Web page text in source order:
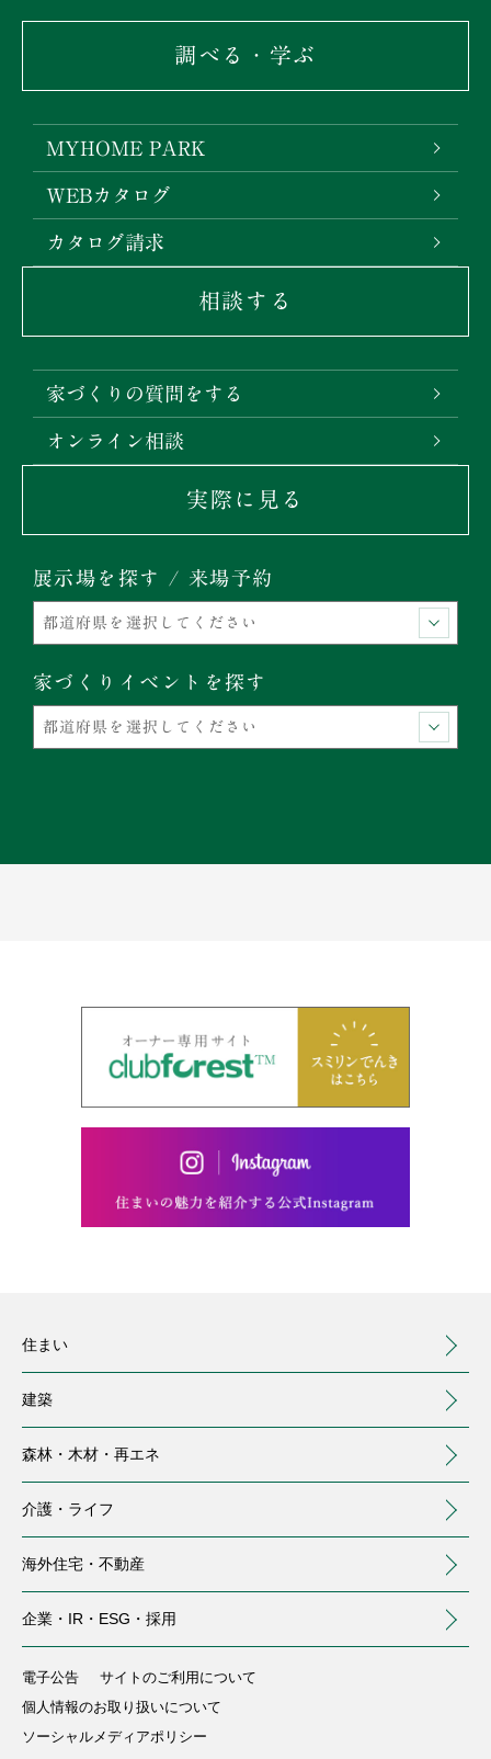
調べる・学ぶ
MYHOME PARK
WEBカタログ
カタログ請求
相談する
家づくりの質問をする
オンライン相談
実際に見る
展示場を探す / 来場予約
家づくりイベントを探す
住まい
建築
森林・木材・ 再エネ
介護・ ライフ
海外住宅・ 不動産
企業・IR・ ESG・採用
注文住宅
分譲住宅・土地
事業用建築
(MOCCA)
トップ
国内森林
介護サービス
庭のお手入れ（別ウィンドウで開く）
トップ
会社情報
電子公告
サイトのご利用について
個人情報のお取り扱いについて
ソーシャルメディアポリシー